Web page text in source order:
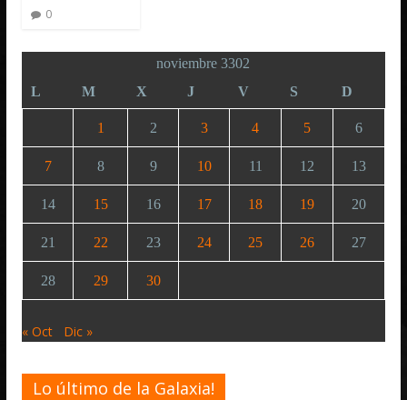
0
noviembre 3302
L
M X J V S D
1 2 3 4 5 6
7 8 9 10 11 12 13
14 15 16 17 18 19 20
21 22 23 24 25 26 27
28 29 30
« Oct Dic »
Lo último de la Galaxia!